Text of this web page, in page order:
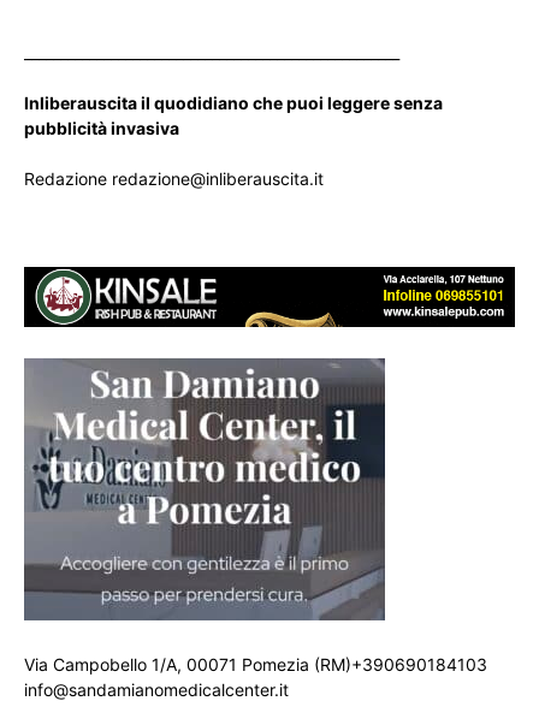
Inliberauscita il quodidiano che puoi leggere senza
pubblicità invasiva
Redazione redazione@inliberauscita.it
Via Campobello 1/A, 00071 Pomezia (RM)+390690184103
info@sandamianomedicalcenter.it